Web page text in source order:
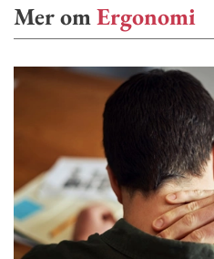
Mer omErgonomi